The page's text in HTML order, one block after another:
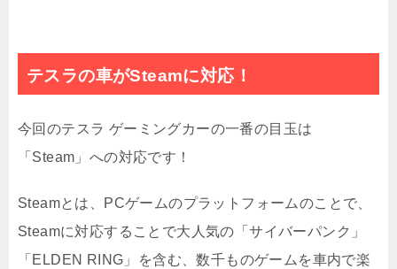
テスラの車がSteamに対応！
今回のテスラ ゲーミングカーの一番の目玉は
「Steam」への対応です！
Steamとは、PCゲームのプラットフォームのことで、
Steamに対応することで大人気の「サイバーパンク」
「ELDEN RING」を含む、数千ものゲームを車内で楽